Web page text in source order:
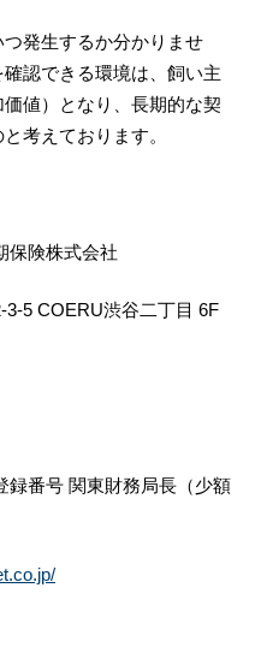
発生するか分かりませ
認できる環境は、飼い主
値）となり、長期的な契
考えております。
険株式会社
5 COERU渋谷二丁目 6F
番号 関東財務局長（少額